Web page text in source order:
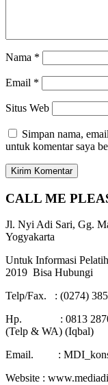
Nama *
Email *
Situs Web
Simpan nama,
untuk komentar saya
CALL ME
Jl. Nyi Adi Sari, Gg.
Yogyakarta
Untuk Informasi
2019 Bisa Hubungi
Telp/Fax. : (0274)
Hp. : 0813 2870
(Telp & WA) (Iqbal)
Email. :
Website :